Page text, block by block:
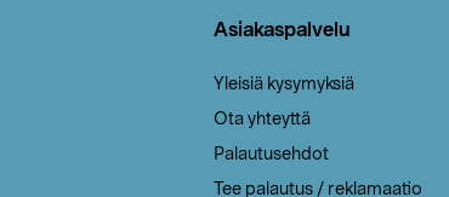
Asiakaspalvelu
Yleisiä kysymyksiä
Ota yhteyttä
Palautusehdot
Tee palautus / reklamaatio